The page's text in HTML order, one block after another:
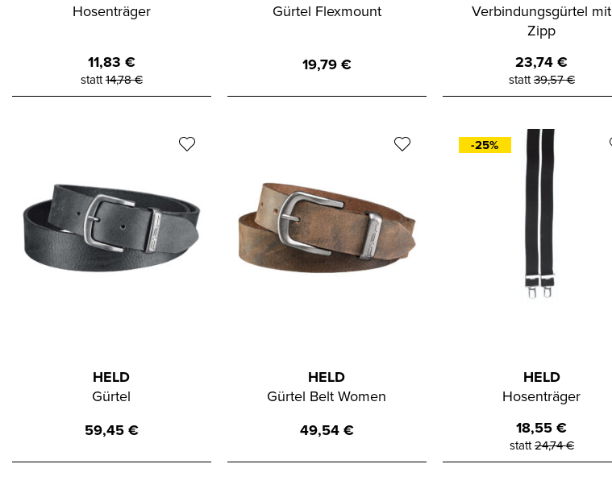
Hosenträger
11,83 €
statt14,78€
Gürtel Flexmount
19,79€
Verbindungsgürtel mit
Zipp
23,74€
statt39,57€
HELD
Gürtel
59,45€
HELD
Gürtel Belt Women
49,54€
-25%
HELD
Hosenträger
18,55€
statt24,74€